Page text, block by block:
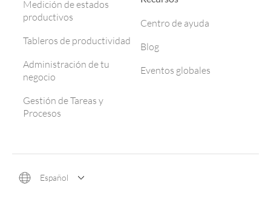
Medición de estados
productivos
Tableros de productividad
Administración de tu
negocio
Gestión de Tareas y
Procesos
Centro de ayuda
Blog
Eventos globales
Español